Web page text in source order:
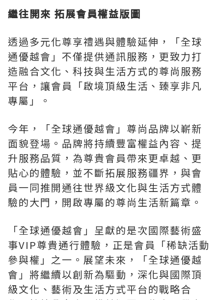
繼往開來 拓展會員權益版圖
透過多元化尊享禮遇與體驗延伸，「全球
通優越會」不僅提供通訊服務，更致力打
造融合文化、科技與生活方式的尊尚服務
平台，讓會員「啟境頂級生活、臻享非凡
專屬」。
今年，「全球通優越會」尊尚品牌以嶄新
面貌登場。品牌將持續豐富權益內容、提
升服務品質，為尊貴會員帶來更卓越、更
貼心的體驗，並不斷拓展服務疆界，與會
員一同推開通往世界級文化與生活方式體
驗的大門，開啟專屬的尊尚生活新篇章。
「全球通優越會」呈獻的是次國際藝術盛
事VIP尊貴通行體驗，正是會員「稀缺活動
參與權」之一。展望未來，「全球通優越
會」將繼續以創新為驅動，深化與國際頂
級文化、藝術及生活方式平台的戰略合